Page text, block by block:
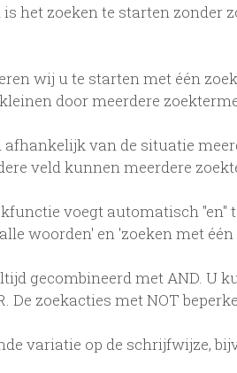
het zoeken te starten zonder
wij u te starten met één
door meerdere
van de situatie
veld kunnen meerdere
voegt automatisch "en"
woorden' en 'zoeken met
gecombineerd met AND. U
De zoekacties met NOT
variatie op de schrijfwijze,